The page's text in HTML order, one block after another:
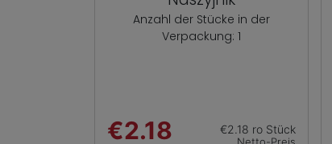
Anzahl der Stücke in der
Verpackung: 1
€2.18 €2.18 ro Stück